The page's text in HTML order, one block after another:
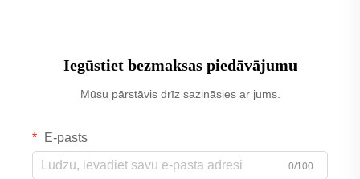
Iegūstiet bezmaksas piedāvājumu
Mūsu pārstāvis drīz sazināsies ar jums.
E-pasts
0/100